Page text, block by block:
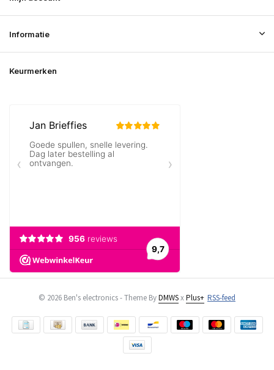
Informatie
Keurmerken
© 2026 Ben's electronics - Theme ByDMWSxPlus+ RSS-feed